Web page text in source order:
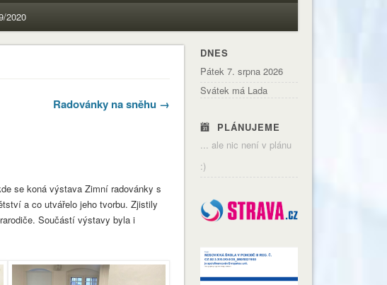
2020
Radovánky na sněhu →
se koná výstava Zimní radovánky s
a co utvářelo jeho tvorbu. Zjistily
Součástí výstavy byla i
DNES
Pátek 7. srpna 2026
Svátek má Lada
PLÁNUJEME
... ale nic není v plánu
:)